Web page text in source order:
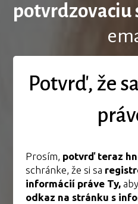
potvrdzovaciu
Potvrď, že
Prosím, potvrď teraz
schránke, že si sa
informácií práve Ty,
odkaz na stránku s